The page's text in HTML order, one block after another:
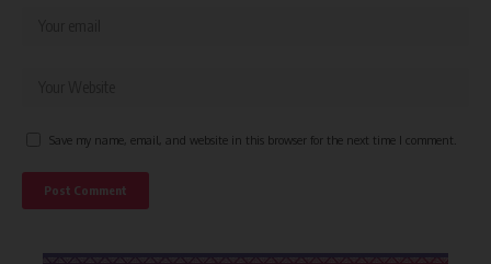
Save my name, email, and website in this browser for the next time I comment.